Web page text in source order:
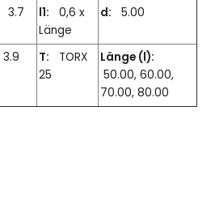
3.7 l1: 0,6 x
Länge
d: 5.00
3.9 T: TORX
25
Länge (l):
50.00, 60.00,
70.00, 80.00